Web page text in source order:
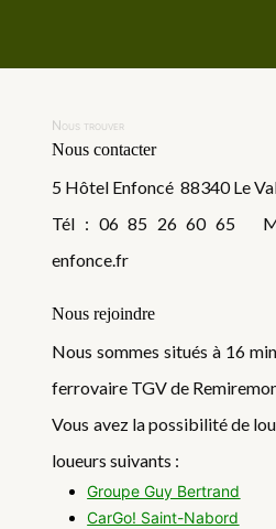
Nous trouver
Nous contacter
5 Hôtel Enfoncé 88340 Le
Tél : 06 85 26 60 65
enfonce.fr
Nous rejoindre
Nous sommes situés à 16
ferrovaire TGV de
Vous avez la possibilité de
loueurs suivants :
Groupe Guy Bertrand
CarGo! Saint-Nabord